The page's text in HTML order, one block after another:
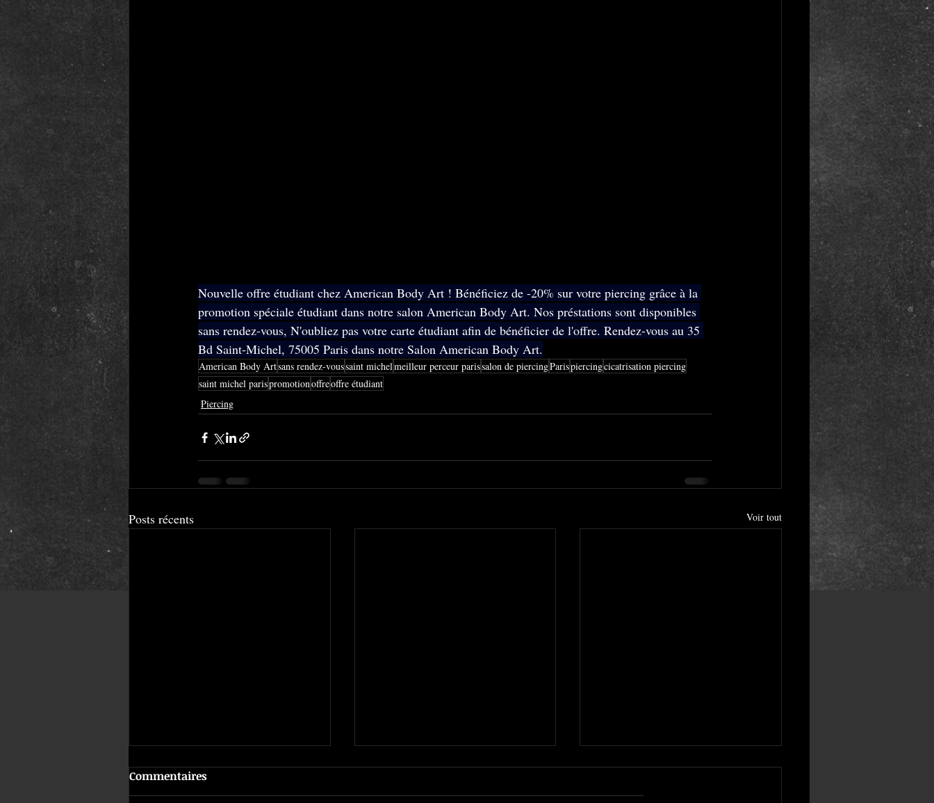
Nouvelle offre étudiant chez American Body Art ! Bénéficiez de -20% sur votre piercing grâce à la
promotion spéciale étudiant dans notre salon American Body Art. Nos préstations sont disponibles
sans rendez-vous, N'oubliez pas votre carte étudiant afin de bénéficier de l'offre. Rendez-vous au 35
Bd Saint-Michel, 75005 Paris dans notre Salon American Body Art.
American Body Artsans rendez-voussaint michelmeilleur perceur parissalon de piercingParispiercingcicatrisation piercing
saint michel parispromotionoffreoffre étudiant
Piercing
Posts récents Voir tout
Commentaires